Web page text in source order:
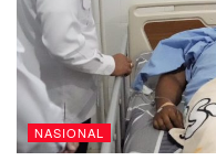
NASIONAL